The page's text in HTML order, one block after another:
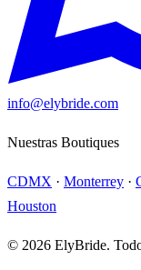
info@elybride.com
Nuestras Boutiques
CDMX · Monterrey ·
Houston
© 2026 ElyBride.